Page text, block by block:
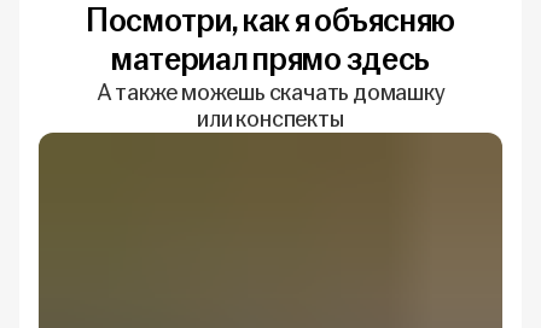
Посмотри, как я объясняю
материал прямо здесь
А также можешь скачать домашку
или конспекты